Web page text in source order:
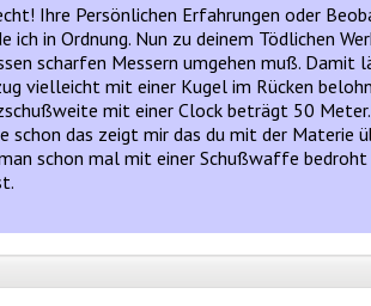
Ihre Persönlichen Erfahrungen oder
ich in Ordnung. Nun zu deinem Tödlichen
scharfen Messern umgehen muß.
vielleicht mit einer Kugel im Rücken
mit einer Clock beträgt 50
schon das zeigt mir das du mit der
schon mal mit einer Schußwaffe